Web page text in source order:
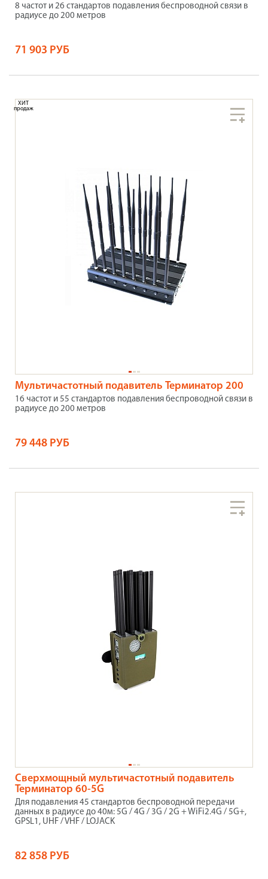
8 частот и 26 стандартов подавления беспроводной связи в
радиусе до 200 метров
71 903 РУБ
Мультичастотный подавитель Терминатор 200
16 частот и 55 стандартов подавления беспроводной связи в
радиусе до 200 метров
ХИТ
продаж
79 448 РУБ
Сверхмощный мультичастотный подавитель
Терминатор 60-5G
Для подавления 45 стандартов беспроводной передачи
данных в радиусе до 40м: 5G / 4G / 3G / 2G + WiFi2.4G / 5G+,
GPSL1, UHF / VHF / LOJACK
82 858 РУБ